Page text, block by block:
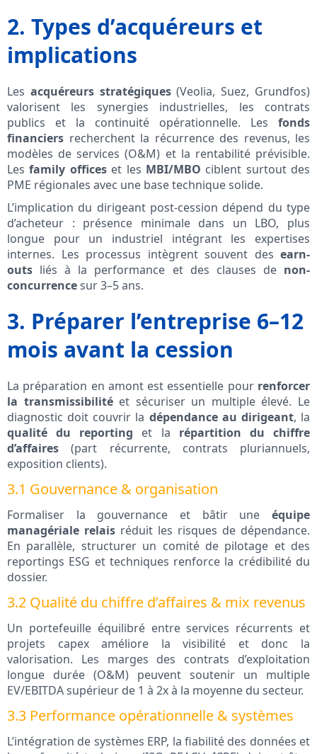
2. Types d’acquéreurs et
implications
Les acquéreurs stratégiques(Veolia, Suez, Grundfos)
valorisent les synergies industrielles, les contrats
publics et la continuité opérationnelle. Les fonds
financiers recherchent la récurrence des revenus, les
modèles de services (O&M) et la rentabilité prévisible.
Lesfamily officeset les MBI/MBO ciblent surtout des
PME régionales avec une base technique solide.
L’implication du dirigeant post-cession dépend du type
d’acheteur : présence minimale dans un LBO, plus
longue pour un industriel intégrant les expertises
internes. Les processus intègrent souvent des earn-
outs liés à la performance et des clauses de non-
concurrencesur 3–5 ans.
3. Préparer l’entreprise 6–12
mois avant la cession
La préparation en amont est essentielle pour renforcer
la transmissibilitéet sécuriser un multiple élevé. Le
diagnostic doit couvrir la dépendance au dirigeant, la
qualité du reporting et la répartition du chiffre
d’affaires (part récurrente, contrats pluriannuels,
exposition clients).
3.1 Gouvernance & organisation
Formaliser la gouvernance et bâtir une équipe
managériale relais réduit les risques de dépendance.
En parallèle, structurer un comité de pilotage et des
reportings ESG et techniques renforce la crédibilité du
dossier.
3.2 Qualité du chiffre d’affaires & mix revenus
Un portefeuille équilibré entre services récurrents et
projets capex améliore la visibilité et donc la
valorisation. Les marges des contrats d’exploitation
longue durée (O&M) peuvent soutenir un multiple
EV/EBITDA supérieur de 1 à 2x à la moyenne du secteur.
3.3 Performance opérationnelle & systèmes
L’intégration de systèmes ERP, la fiabilité des données et